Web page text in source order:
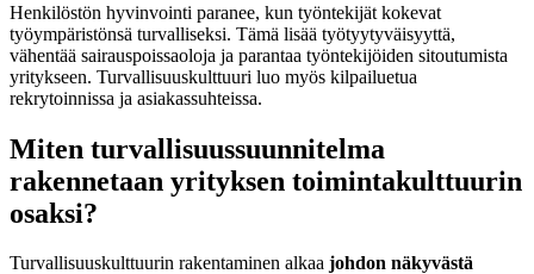
Henkilöstön hyvinvointi paranee, kun työntekijät kokevat
työympäristönsä turvalliseksi. Tämä lisää työtyytyväisyyttä,
vähentää sairauspoissaoloja ja parantaa työntekijöiden sitoutumista
yritykseen. Turvallisuuskulttuuri luo myös kilpailuetua
rekrytoinnissa ja asiakassuhteissa.
Miten turvallisuussuunnitelma
rakennetaan yrityksen toimintakulttuurin
osaksi?
Turvallisuuskulttuurin rakentaminen alkaa johdon näkyvästä